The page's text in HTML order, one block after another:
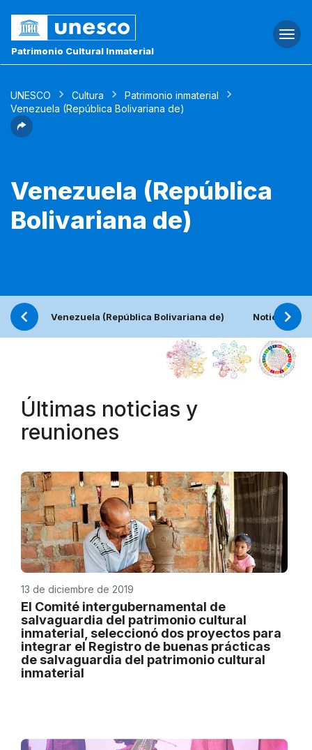
Patrimonio Cultural Inmaterial
UNESCO Cultura
Patrimonio inmaterial
Venezuela (República Bolivariana de)
Venezuela (República
Bolivariana de)
Venezuela (República Bolivariana de) Noticias
Últimas noticias y
reuniones
13 de diciembre de 2019
El Comité intergubernamental de
salvaguardia del patrimonio cultural
inmaterial, seleccionó dos proyectos para
integrar el Registro de buenas prácticas
de salvaguardia del patrimonio cultural
inmaterial